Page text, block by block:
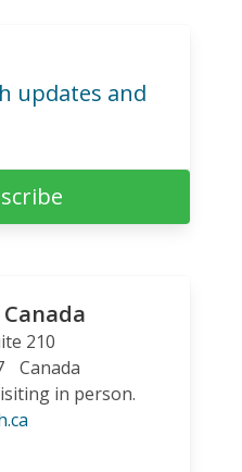
updates and
210
Canada
in person.